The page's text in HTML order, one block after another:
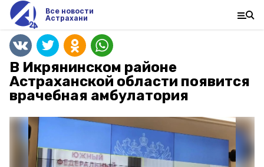
Все новости
Астрахани
В Икрянинском районе
Астраханской области появится
врачебная амбулатория